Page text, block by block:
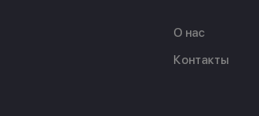
О нас
Контакты